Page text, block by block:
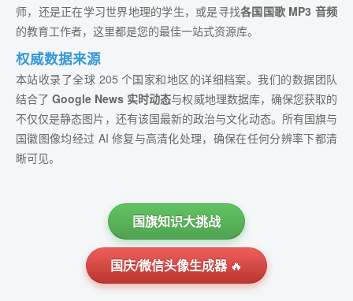
师，还是正在学习世界地理的学生，或是寻找各国国歌 MP3 音频
的教育工作者，这里都是您的最佳一站式资源库。
权威数据来源
本站收录了全球 205 个国家和地区的详细档案。我们的数据团队
结合了Google News 实时动态与权威地理数据库，确保您获取的
不仅仅是静态图片，还有该国最新的政治与文化动态。所有国旗与
国徽图像均经过 AI 修复与高清化处理，确保在任何分辨率下都清
晰可见。
国旗知识大挑战
国庆/微信头像生成器🔥